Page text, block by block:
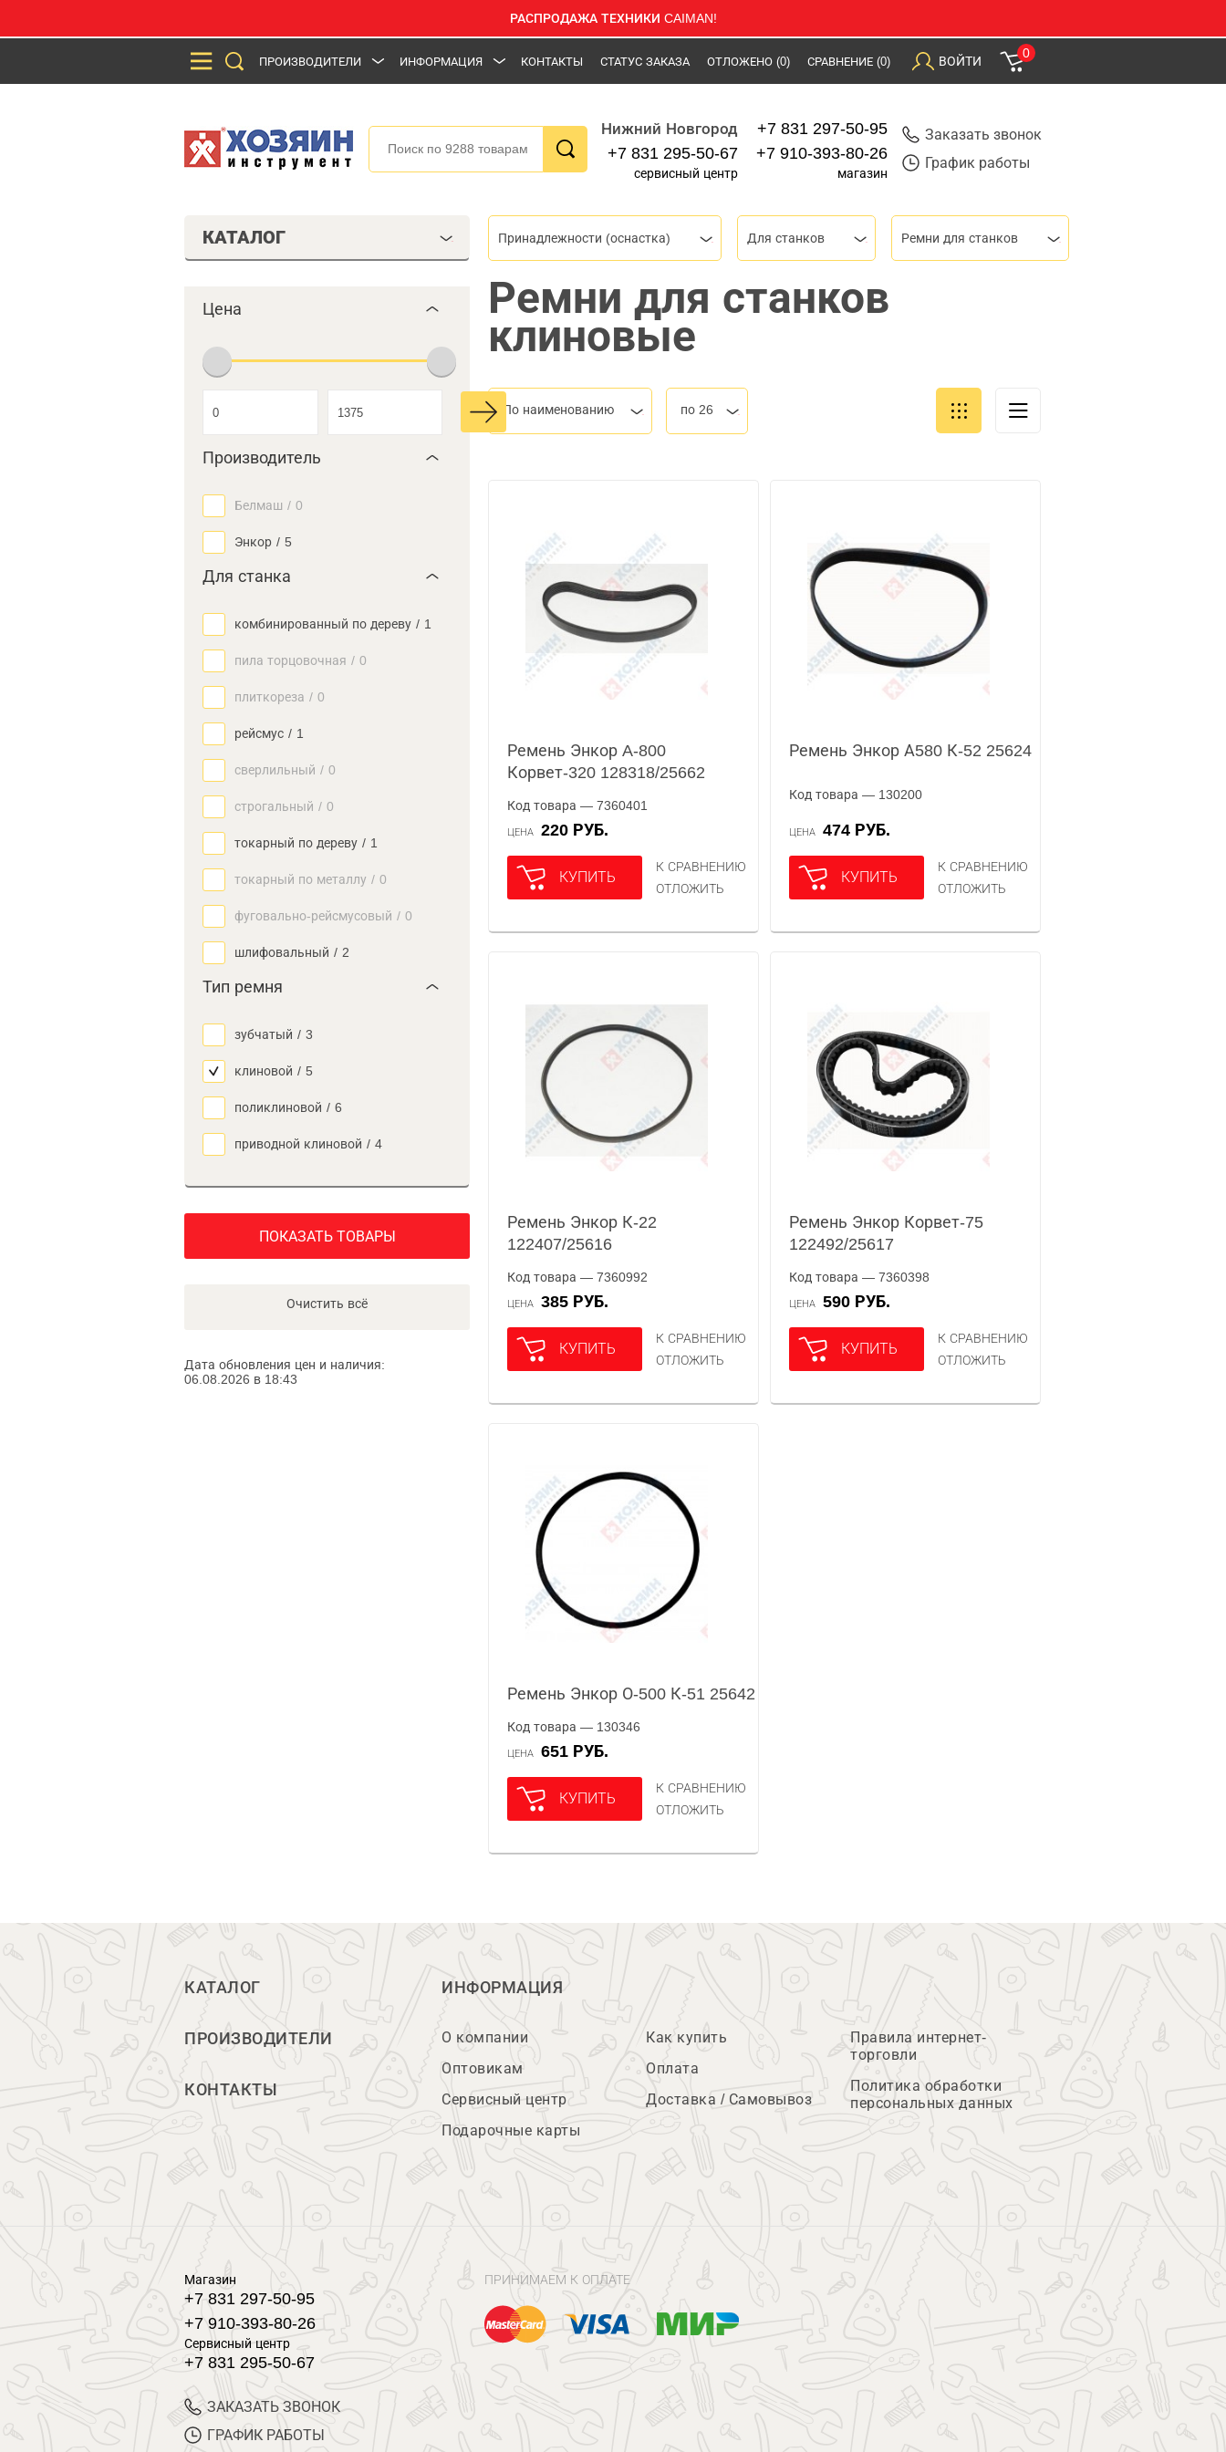
РАСПРОДАЖА ТЕХНИКИ CAIMAN!
ПРОИЗВОДИТЕЛИ ИНФОРМАЦИЯ КОНТАКТЫ СТАТУС ЗАКАЗА ОТЛОЖЕНО (0) СРАВНЕНИЕ (0) ВОЙТИ
0
Нижний Новгород
+7 831 295-50-67
сервисный центр
+7 831 297-50-95
+7 910-393-80-26
магазин
Заказать звонок
График работы
КАТАЛОГ
Цена
Производитель
Белмаш / 0
Энкор / 5
Для станка
комбинированный по дереву / 1
пила торцовочная / 0
плиткореза / 0
рейсмус / 1
сверлильный / 0
строгальный / 0
токарный по дереву / 1
токарный по металлу / 0
фуговально-рейсмусовый / 0
шлифовальный / 2
Тип ремня
зубчатый / 3
клиновой / 5
поликлиновой / 6
приводной клиновой / 4
ПОКАЗАТЬ ТОВАРЫ
Очистить всё
Дата обновления цен и наличия:
06.08.2026 в 18:43
Принадлежности (оснастка) Для станков Ремни для станков
Ремни для станков
клиновые
По наименованию по 26
Ремень Энкор A-800
Корвет-320 128318/25662
Код товара — 7360401
ЦЕНА 220 РУБ.
КУПИТЬ
К СРАВНЕНИЮ
ОТЛОЖИТЬ
Ремень Энкор А580 К-52 25624
Код товара — 130200
ЦЕНА 474 РУБ.
КУПИТЬ
К СРАВНЕНИЮ
ОТЛОЖИТЬ
Ремень Энкор К-22
122407/25616
Код товара — 7360992
ЦЕНА 385 РУБ.
КУПИТЬ
К СРАВНЕНИЮ
ОТЛОЖИТЬ
Ремень Энкор Корвет-75
122492/25617
Код товара — 7360398
ЦЕНА 590 РУБ.
КУПИТЬ
К СРАВНЕНИЮ
ОТЛОЖИТЬ
Ремень Энкор О-500 К-51 25642
Код товара — 130346
ЦЕНА 651 РУБ.
КУПИТЬ
К СРАВНЕНИЮ
ОТЛОЖИТЬ
КАТАЛОГ
ПРОИЗВОДИТЕЛИ
КОНТАКТЫ
ИНФОРМАЦИЯ
О компании
Оптовикам
Сервисный центр
Подарочные карты
Как купить
Оплата
Доставка / Самовывоз
Правила интернет-
торговли
Политика обработки
персональных данных
Магазин
+7 831 297-50-95
+7 910-393-80-26
Сервисный центр
+7 831 295-50-67
ЗАКАЗАТЬ ЗВОНОК
ГРАФИК РАБОТЫ
ПРИНИМАЕМ К ОПЛАТЕ